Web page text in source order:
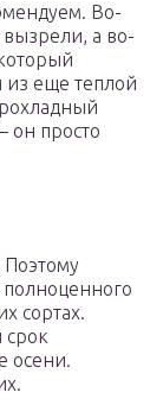
Во-
а во-
из еще теплой
он просто
сортах.
срок
осени.